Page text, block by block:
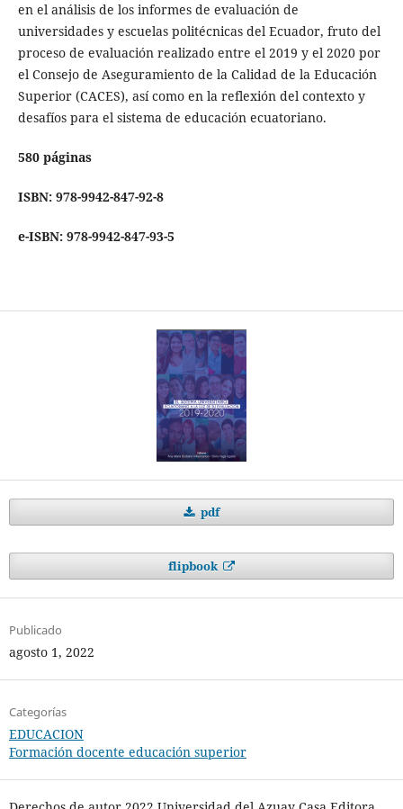
en el análisis de los informes de evaluación de
universidades y escuelas politécnicas del Ecuador, fruto del
proceso de evaluación realizado entre el 2019 y el 2020 por
el Consejo de Aseguramiento de la Calidad de la Educación
Superior (CACES), así como en la reflexión del contexto y
desafíos para el sistema de educación ecuatoriano.
580 páginas
ISBN: 978-9942-847-92-8
e-ISBN: 978-9942-847-93-5
pdf
flipbook
Publicado
agosto 1, 2022
Categorías
EDUCACION
Formación docente educación superior